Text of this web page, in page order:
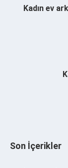
Kadın ev
Son İçerikler